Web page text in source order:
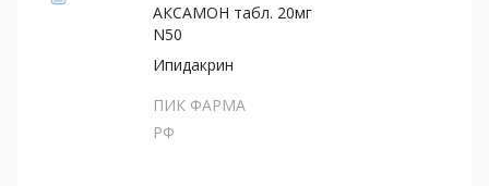
АКСАМОН табл. 20мг
N50
Ипидакрин
ПИК ФАРМА
РФ